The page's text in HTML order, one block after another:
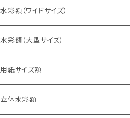
太子判（288×379ミリ）
四切判（348×424ミリ）
大衣判（394×509ミリ）
半切判（424×545ミリ）
スケッチ6Ｆ（458×550ミリ）
スケッチ8Ｆ（520×595ミリ）
スケッチ10Ｆ（595×670ミリ）
10cm正方形（100×100ミリ）
15cm正方形（150×150ミリ）
20cm正方形（200×200ミリ）
25cm正方形（250×250ミリ）
水彩額（ワイドサイズ）
15×30cm
20×40cm
25×50cm
水彩額（大型サイズ）
大判（660×850ミリ）
MO判（693×893ミリ）
用紙サイズ額
B5判（182×257ミリ）
立体水彩額